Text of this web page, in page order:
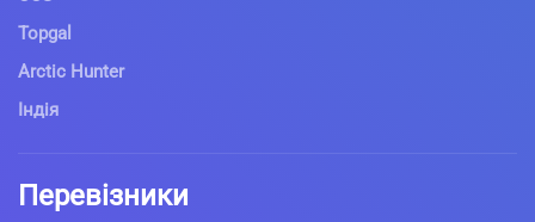
Topgal
Arctic Hunter
Індія
Перевізники